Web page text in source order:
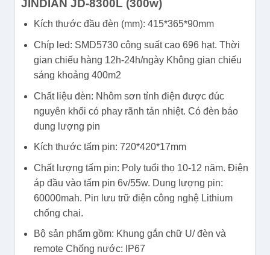
JINDIAN JD-8300L (300w)
Kích thước đầu đèn (mm): 415*365*90mm
Chíp led: SMD5730 công suất cao 696 hạt. Thời
gian chiếu hàng 12h-24h/ngày Không gian chiếu
sáng khoảng 400m2
Chất liệu đèn: Nhôm sơn tỉnh điện được đúc
nguyên khối có phay rãnh tản nhiệt. Có đèn báo
dung lượng pin
Kích thước tấm pin: 720*420*17mm
Chất lượng tấm pin: Poly tuổi thọ 10-12 năm. Điện
áp đầu vào tấm pin 6v/55w. Dung lượng pin:
60000mah. Pin lưu trữ điện công nghệ Lithium
chống chai.
Bộ sản phẩm gồm: Khung gắn chữ U/ đèn và
remote Chống nước: IP67